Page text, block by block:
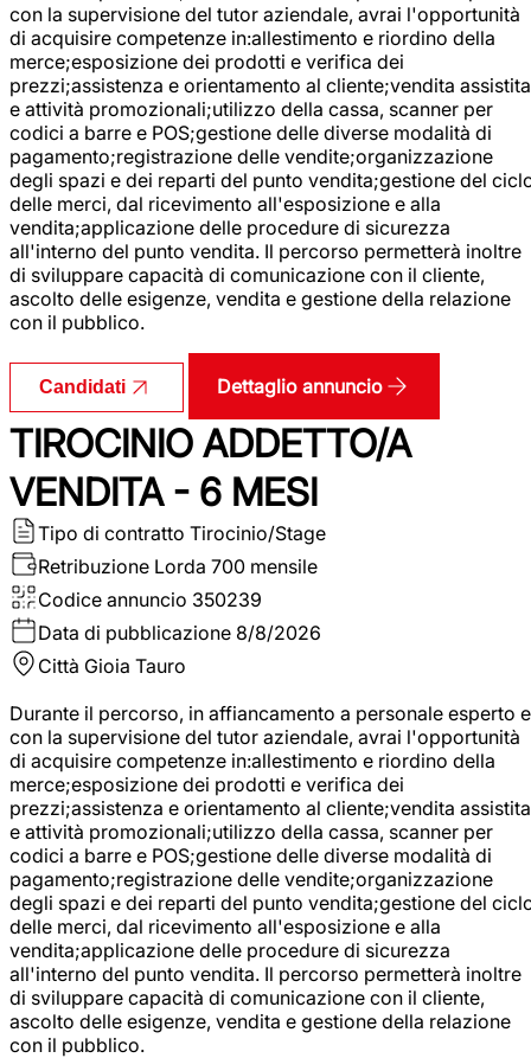
con la supervisione del tutor aziendale, avrai l'opportunità
di acquisire competenze in:allestimento e riordino della
merce;esposizione dei prodotti e verifica dei
prezzi;assistenza e orientamento al cliente;vendita assistita
e attività promozionali;utilizzo della cassa, scanner per
codici a barre e POS;gestione delle diverse modalità di
pagamento;registrazione delle vendite;organizzazione
degli spazi e dei reparti del punto vendita;gestione del
delle merci, dal ricevimento all'esposizione e alla
vendita;applicazione delle procedure di sicurezza
all'interno del punto vendita. Il percorso permetterà inoltre
di sviluppare capacità di comunicazione con il cliente,
ascolto delle esigenze, vendita e gestione della relazione
con il pubblico.
Candidati Dettaglio annuncio
TIROCINIO ADDETTO/A
VENDITA - 6 MESI
Tipo di contratto Tirocinio/Stage
Retribuzione Lorda 700 mensile
Codice annuncio 350239
Data di pubblicazione 8/8/2026
Città Gioia Tauro
Durante il percorso, in affiancamento a personale esperto e
con la supervisione del tutor aziendale, avrai l'opportunità
di acquisire competenze in:allestimento e riordino della
merce;esposizione dei prodotti e verifica dei
prezzi;assistenza e orientamento al cliente;vendita assistita
e attività promozionali;utilizzo della cassa, scanner per
codici a barre e POS;gestione delle diverse modalità di
pagamento;registrazione delle vendite;organizzazione
degli spazi e dei reparti del punto vendita;gestione del
delle merci, dal ricevimento all'esposizione e alla
vendita;applicazione delle procedure di sicurezza
all'interno del punto vendita. Il percorso permetterà inoltre
di sviluppare capacità di comunicazione con il cliente,
ascolto delle esigenze, vendita e gestione della relazione
con il pubblico.